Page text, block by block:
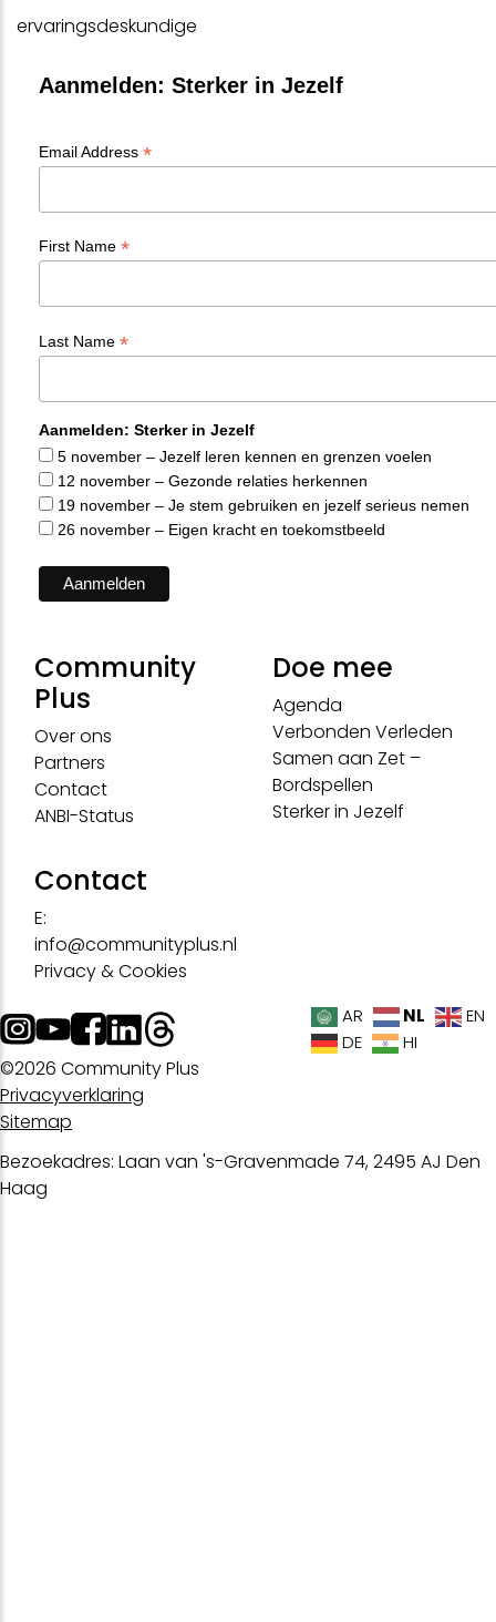
ervaringsdeskundige
Aanmelden: Sterker in Jezelf
Email Address *
First Name *
Last Name *
Aanmelden: Sterker in Jezelf
5 november – Jezelf leren kennen en grenzen voelen
12 november – Gezonde relaties herkennen
19 november – Je stem gebruiken en jezelf serieus nemen
26 november – Eigen kracht en toekomstbeeld
Community
Plus
Over ons
Partners
Contact
ANBI-Status
Doe mee
Agenda
Verbonden Verleden
Samen aan Zet –
Bordspellen
Sterker in Jezelf
Contact
E:
info@communityplus.nl
Privacy & Cookies
AR NL
EN
DE
HI
©2026 Community Plus
Privacyverklaring
Sitemap
Bezoekadres: Laan van 's-Gravenmade 74, 2495 AJ Den
Haag